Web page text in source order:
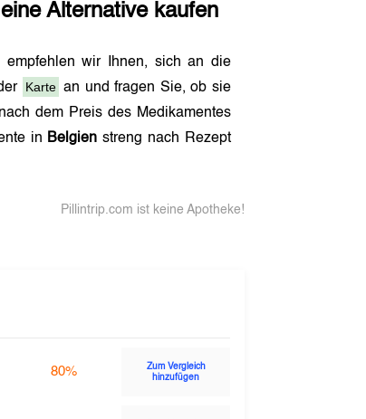
Alternative kaufen
empfehlen wir Ihnen, sich an die
Karte an und fragen Sie, ob sie
dem Preis des Medikamentes
in Belgien streng nach Rezept
Pillintrip.com ist keine Apotheke!
80%
Zum Vergleich
hinzufügen